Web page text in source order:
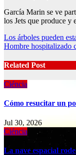
García Marin se ve
los Jets que produce y
Post
navigation
Los árboles pueden
Hombre hospitalizado
Related Post
Ciéncia
Cómo resucitar un
Jul 30, 2026
Ciéncia
La nave espacial